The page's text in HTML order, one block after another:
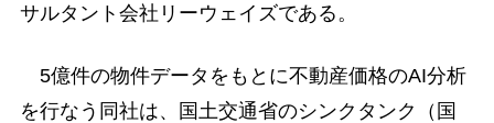
サルタント会社リーウェイズである。
5億件の物件データをもとに不動産価格のAI分析
を行なう同社は、国土交通省のシンクタンク（国